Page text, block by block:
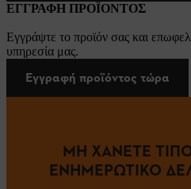
ΕΓΓΡΑΦΗ ΠΡΟΪΟΝΤΟΣ
Εγγράψτε το προϊόν σας και
υπηρεσία μας.
Εγγραφή προϊόντος τώρα
ΜΗ ΧΑΝΕΤΕ
ΕΝΗΜΕΡΩΤΙΚΟ